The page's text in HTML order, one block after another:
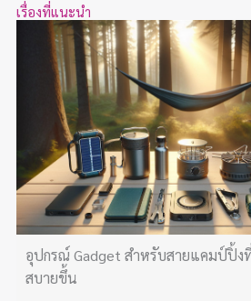
เรื่องที่แนะนำ
อุปกรณ์ Gadget สำหรับสายแคมป์ปิ้ง
สบายขึ้น